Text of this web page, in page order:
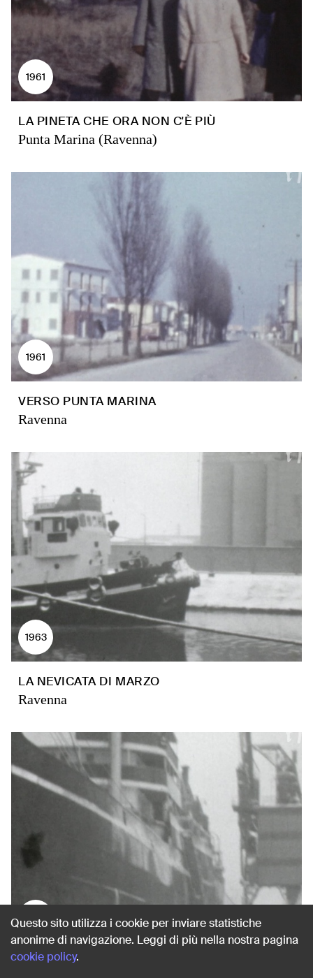
1961
LA PINETA CHE ORA NON C'È PIÙ
Punta Marina (Ravenna)
1961
VERSO PUNTA MARINA
Ravenna
1963
LA NEVICATA DI MARZO
Ravenna
1963
LA NEVICATA DI MARZO
Questo sito utilizza i cookie per inviare statistiche
anonime di navigazione. Leggi di più nella nostra pagina
cookie policy.